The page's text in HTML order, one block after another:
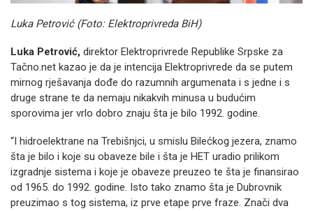
Luka Petrović (Foto: Elektroprivreda BiH)
Luka Petrović, direktor Elektroprivrede Republike Srpske za
Tačno.net kazao je da je intencija Elektroprivrede da se putem
mirnog rješavanja dođe do razumnih argumenata i s jedne i s
druge strane te da nemaju nikakvih minusa u budućim
sporovima jer vrlo dobro znaju šta je bilo 1992. godine.
“I hidroelektrane na Trebišnjci, u smislu Bilećkog jezera, znamo
šta je bilo i koje su obaveze bile i šta je HET uradio prilikom
izgradnje sistema i koje je obaveze preuzeo te šta je finansirao
od 1965. do 1992. godine. Isto tako znamo šta je Dubrovnik
preuzimao s tog sistema, iz prve etape prve fraze. Znači dva